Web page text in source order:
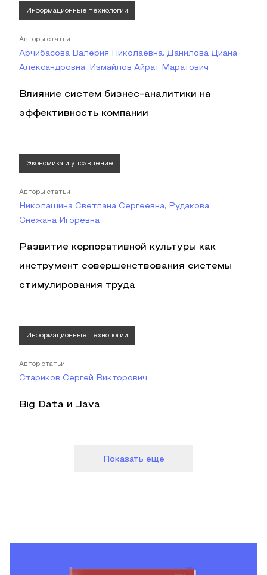
Информационные технологии
Авторы статьи
Арчибасова Валерия Николаевна, Данилова Диана
Александровна, Измайлов Айрат Маратович
Влияние систем бизнес-аналитики на
эффективность компании
Экономика и управление
Авторы статьи
Николашина Светлана Сергеевна, Рудакова
Снежана Игоревна
Развитие корпоративной культуры как
инструмент совершенствования системы
стимулирования труда
Информационные технологии
Автор статьи
Стариков Сергей Викторович
Big Data и Java
Показать еще